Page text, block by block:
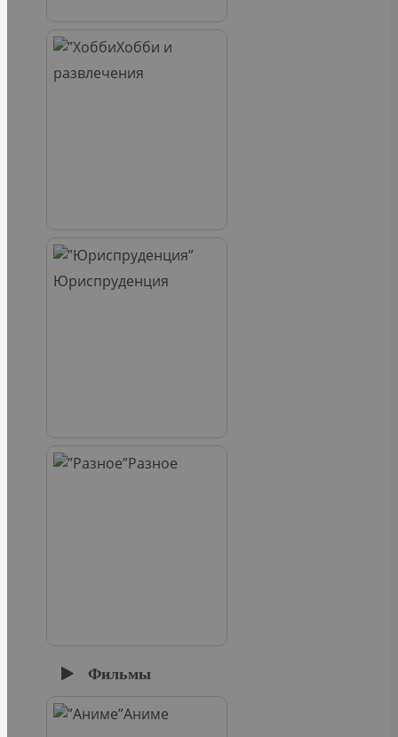
Хобби и
развлечения
Юриспруденция
Разное
Фильмы
Аниме